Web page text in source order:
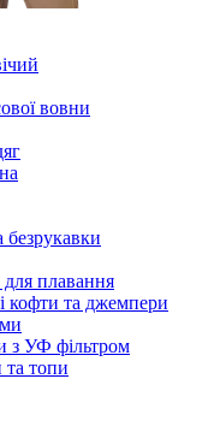
вовни
безрукавки
плавання
кофти та джемпери
з УФ фільтром
та топи